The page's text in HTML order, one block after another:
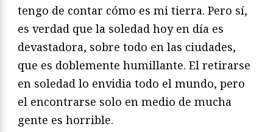
tengo de contar cómo es mi tierra. Pero sí,
es verdad que la soledad hoy en día es
devastadora, sobre todo en las ciudades,
que es doblemente humillante. El retirarse
en soledad lo envidia todo el mundo, pero
el encontrarse solo en medio de mucha
gente es horrible.